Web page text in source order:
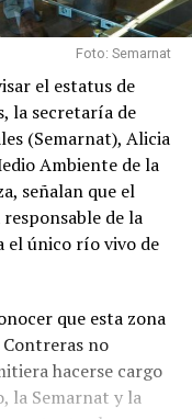
Foto: Semarnat
el estatus de
la secretaría de
(Semarnat), Alicia
Ambiente de la
señalan que el
de la
el único río vivo de
que esta zona
Contreras no
hacerse cargo
la Semarnat y la